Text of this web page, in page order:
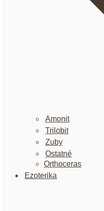
Amonit
Trilobit
Zuby
Ostatné
Orthoceras
Ezoterika